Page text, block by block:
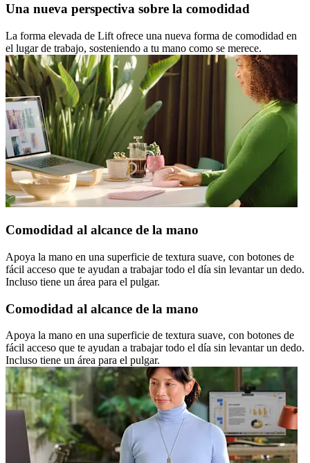
Una nueva perspectiva sobre la comodidad
La forma elevada de Lift ofrece una nueva forma de comodidad en
el lugar de trabajo, sosteniendo a tu mano como se merece.
Comodidad al alcance de la mano
Apoya la mano en una superficie de textura suave, con botones de
fácil acceso que te ayudan a trabajar todo el día sin levantar un dedo.
Incluso tiene un área para el pulgar.
Comodidad al alcance de la mano
Apoya la mano en una superficie de textura suave, con botones de
fácil acceso que te ayudan a trabajar todo el día sin levantar un dedo.
Incluso tiene un área para el pulgar.